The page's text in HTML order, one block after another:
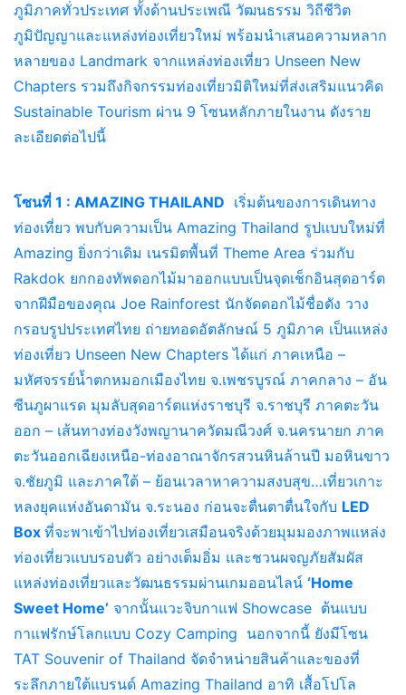
ภูมิภาคทั่วประเทศ ทั้งด้านประเพณี วัฒนธรรม วิถีชีวิต
ภูมิปัญญาและแหล่งท่องเที่ยวใหม่ พร้อมนำเสนอความหลาก
หลายของ Landmark จากแหล่งท่องเที่ยว Unseen New
Chapters รวมถึงกิจกรรมท่องเที่ยวมิติใหม่ที่ส่งเสริมแนวคิด
Sustainable Tourism ผ่าน 9 โซนหลักภายในงาน ดังราย
ละเอียดต่อไปนี้
โซนที่ 1 : AMAZING THAILAND เริ่มต้นของการเดินทาง
ท่องเที่ยว พบกับความเป็น Amazing Thailand รูปแบบใหม่ที่
Amazing ยิ่งกว่าเดิม เนรมิตพื้นที่ Theme Area ร่วมกับ
Rakdok ยกกองทัพดอกไม้มาออกแบบเป็นจุดเช็กอินสุดอาร์ต
จากฝีมือของคุณ Joe Rainforest นักจัดดอกไม้ชื่อดัง วาง
กรอบรูปประเทศไทย ถ่ายทอดอัตลักษณ์ 5 ภูมิภาค เป็นแหล่ง
ท่องเที่ยว Unseen New Chapters ได้แก่ ภาคเหนือ –
มหัศจรรย์น้ำตกหมอกเมืองไทย จ.เพชรบูรณ์ ภาคกลาง – อัน
ซีนภูผาแรด มุมลับสุดอาร์ตแห่งราชบุรี จ.ราชบุรี ภาคตะวัน
ออก – เส้นทางท่องวังพญานาควัดมณีวงศ์ จ.นครนายก ภาค
ตะวันออกเฉียงเหนือ-ท่องอาณาจักรสวนหินล้านปี มอหินขาว
จ.ชัยภูมิ และภาคใต้ – ย้อนเวลาหาความสงบสุข…เที่ยวเกาะ
หลงยุคแห่งอันดามัน จ.ระนอง ก่อนจะตื่นตาตื่นใจกับ LED
Box ที่จะพาเข้าไปท่องเที่ยวเสมือนจริงด้วยมุมมองภาพแหล่ง
ท่องเที่ยวแบบรอบตัว อย่างเต็มอิ่ม และชวนผจญภัยสัมผัส
แหล่งท่องเที่ยวและวัฒนธรรมผ่านเกมออนไลน์ ‘Home
Sweet Home’ จากนั้นแวะจิบกาแฟ Showcase ต้นแบบ
กาแฟรักษ์โลกแบบ Cozy Camping นอกจากนี้ ยังมีโซน
TAT Souvenir of Thailand จัดจำหน่ายสินค้าและของที่
ระลึกภายใต้แบรนด์ Amazing Thailand อาทิ เสื้อโปโล